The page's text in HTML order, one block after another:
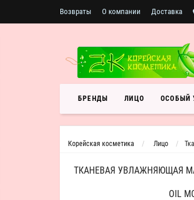
Возвраты О компании Доставка
БРЕНДЫ ЛИЦО ОСОБЫЙ
Корейская косметика Лицо
ТКАНЕВАЯ УВЛАЖНЯЮЩАЯ
OIL